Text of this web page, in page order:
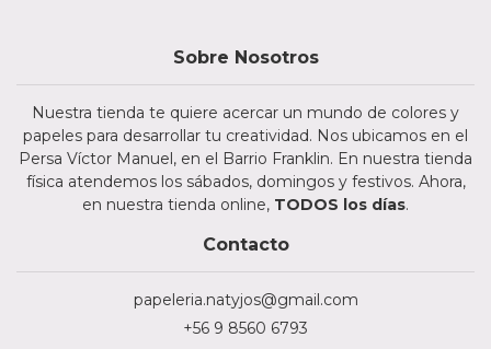
Sobre Nosotros
Nuestra tienda te quiere acercar un mundo de colores y
papeles para desarrollar tu creatividad. Nos ubicamos en el
Persa Víctor Manuel, en el Barrio Franklin. En nuestra tienda
física atendemos los sábados, domingos y festivos. Ahora,
en nuestra tienda online, TODOS los días.
Contacto
papeleria.natyjos@gmail.com
+56 9 8560 6793